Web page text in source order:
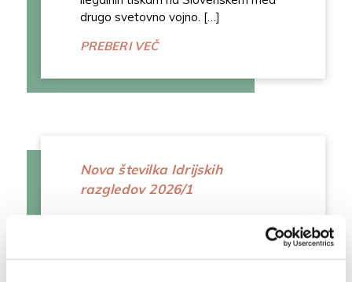
drugo svetovno vojno. […]
PREBERI VEČ
Nova številka Idrijskih
razgledov 2026/1
revije Idrijski razgledi. Nova izdaja